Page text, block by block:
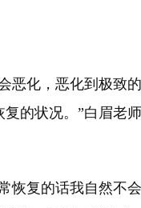
恶化，恶化到极致
的状况。”白眉老师
恢复的话我自然不